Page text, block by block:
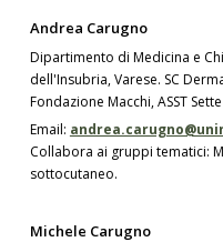
Andrea Carugno
Dipartimento di Medicina e
dell'Insubria, Varese. SC
Fondazione Macchi, ASST
Email:
Collabora ai gruppi tematici:
sottocutaneo.
Michele Carugno